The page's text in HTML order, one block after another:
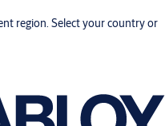
region. Select your country or